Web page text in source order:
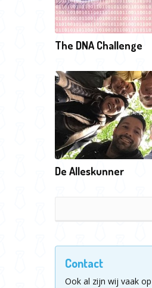
The DNA Challenge
De Alleskunner
Contact
Ook al zijn wij vaak